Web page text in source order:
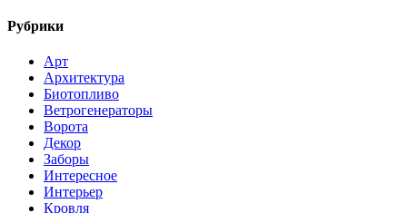
Рубрики
Арт
Архитектура
Биотопливо
Ветрогенераторы
Ворота
Декор
Заборы
Интересное
Интерьер
Кровля